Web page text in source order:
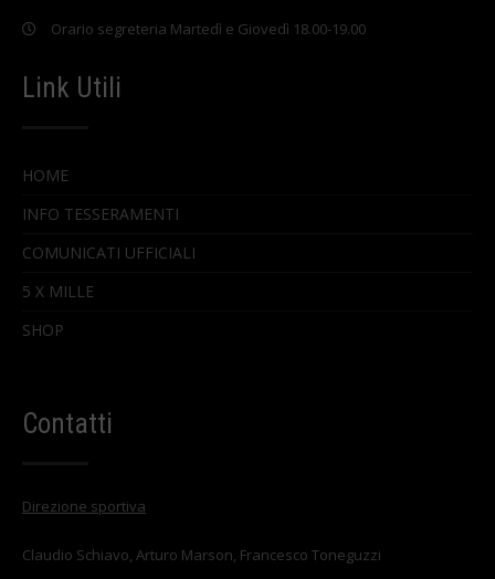
Orario segreteria Martedì e Giovedì 18.00-19.00
Link Utili
HOME
INFO TESSERAMENTI
COMUNICATI UFFICIALI
5 X MILLE
SHOP
Contatti
Direzione sportiva
Claudio Schiavo, Arturo Marson, Francesco Toneguzzi